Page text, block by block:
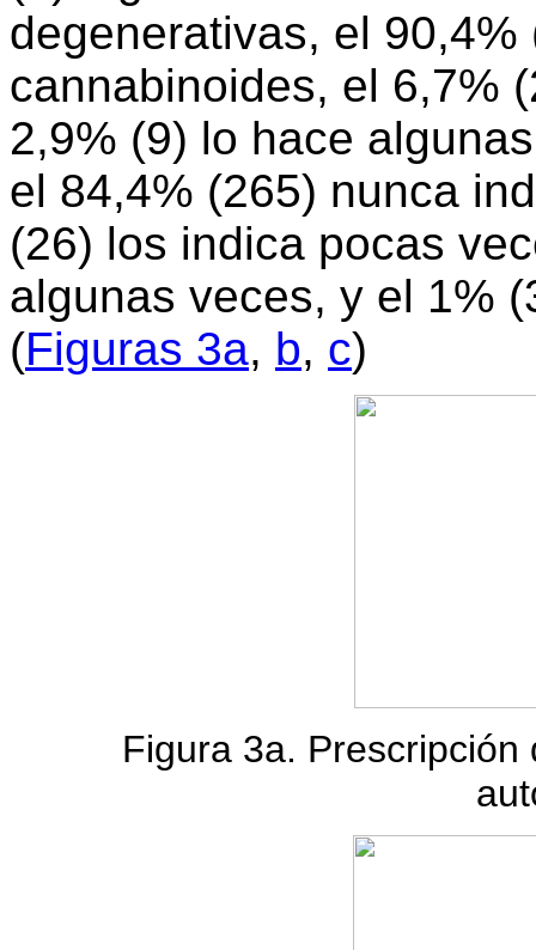
degenerativas, el
cannabinoides, el 6,7%
2,9% (9) lo hace
el 84,4% (265) nunca
(26) los indica pocas
algunas veces, y el 1%
(Figuras 3a, b, c)
Figura 3a.